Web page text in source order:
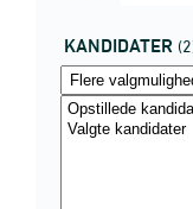
KANDIDATER